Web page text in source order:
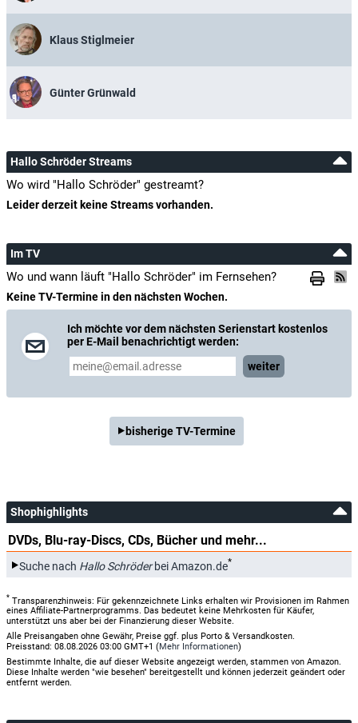
Klaus Stiglmeier
Günter Grünwald
Hallo Schröder Streams
Wo wird "Hallo Schröder" gestreamt?
Leider derzeit keine Streams vorhanden.
Im TV
Wo und wann läuft "Hallo Schröder" im Fernsehen?
Keine TV-Termine in den nächsten Wochen.
Ich möchte vor dem nächsten Serienstart kostenlos
per E-Mail benachrichtigt werden:
weiter
bisherige TV-Termine
Shophighlights
DVDs, Blu-ray-Discs, CDs, Bücher und mehr...
Suche nach Hallo Schröderbei Amazon.de*
* Transparenzhinweis: Für gekennzeichnete Links erhalten wir Provisionen im Rahmen
eines Affiliate-Partnerprogramms. Das bedeutet keine Mehrkosten für Käufer,
unterstützt uns aber bei der Finanzierung dieser Website.
Alle Preisangaben ohne Gewähr, Preise ggf. plus Porto & Versandkosten.
Preisstand: 08.08.2026 03:00 GMT+1 (Mehr Informationen)
Bestimmte Inhalte, die auf dieser Website angezeigt werden, stammen von Amazon.
Diese Inhalte werden "wie besehen" bereitgestellt und können jederzeit geändert oder
entfernt werden.